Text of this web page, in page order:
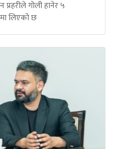
प्रहरीले गोली हानेर ५
लिएको छ